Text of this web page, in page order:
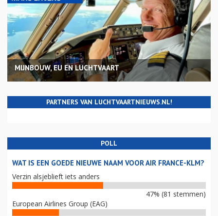
MIJNBOUW, EU EN LUCHTVAART
PARTNERS VAN LUCHTVAARTNIEUWS.NL!
POLL
WAT IS EEN GOEDE NIEUWE NAAM VOOR AIR FRANCE-KLM?
Verzin alsjeblieft iets anders
47% (81 stemmen)
European Airlines Group (EAG)